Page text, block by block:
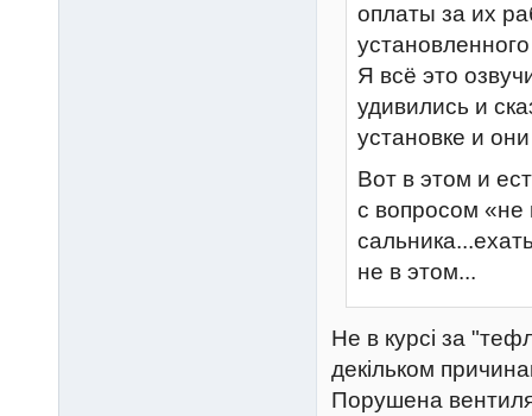
оплаты за их
Я всё это
удивились и
установке и
Вот в этом и
с вопросом
не в этом...
Не в курсі за
декільком
Порушена